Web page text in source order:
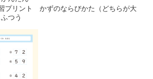
プリント かずのならびかた（どちらが大
つう